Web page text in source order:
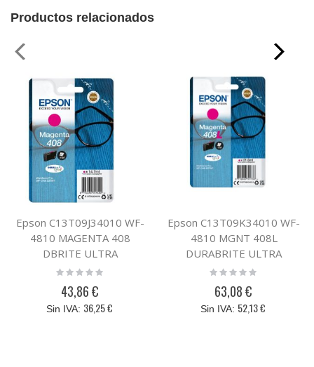
Productos relacionados
Epson C13T09J34010 WF-
4810 MAGENTA 408
DBRITE ULTRA
Rating:
43,86 €
36,25 €
Epson C13T09K34010 WF-
4810 MGNT 408L
DURABRITE ULTRA
Rating:
63,08 €
52,13 €